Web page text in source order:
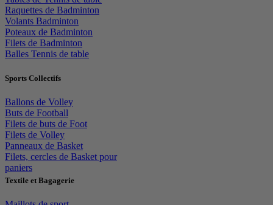
Raquettes de Badminton
Volants Badminton
Poteaux de Badminton
Filets de Badminton
Balles Tennis de table
Sports Collectifs
Ballons de Volley
Buts de Football
Filets de buts de Foot
Filets de Volley
Panneaux de Basket
Filets, cercles de Basket pour
paniers
Textile et Bagagerie